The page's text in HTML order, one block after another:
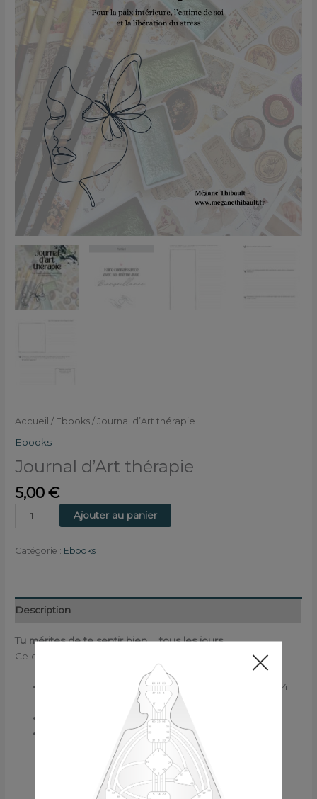
Accueil / Ebooks / Journal d’Art thérapie
Ebooks
Journal d’Art thérapie
5,00€
Ajouter au panier
Catégorie : Ebooks
Description
Tu mérites de te sentir bien … tous les jours.
Ce que tu reçois exactement :
Un fichier PDF haute résolution (imprimable en A4
58 pages
Des réflexions,
Des questions,
Des espaces pour dessiner, coller, …